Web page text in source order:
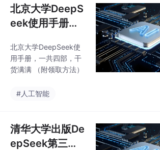
北京大学DeepS
eek使用手册，
满满 （附领取方
法）
北京大学DeepSeek使
用手册，一共四部，干
货满满 （附领取方法）
#人工智能
清华大学出版De
epSeek第三